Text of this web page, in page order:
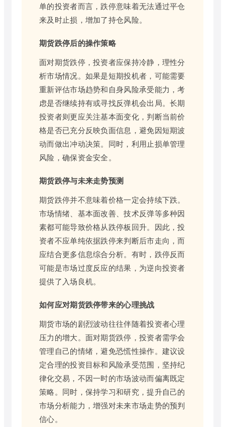
单的投资者而言，跌停意味着无法通过平仓
来及时止损，增加了持仓风险。
期货跌停后的操作策略
面对期货跌停，投资者应保持冷静，理性分
析市场情况。如果是短期投机者，可能需要
重新评估市场趋势和自身风险承受能力，考
虑是否继续持有或寻找反弹机会出局。长期
投资者则更应关注基本面变化，判断当前价
格是否已充分反映负面信息，避免因短期波
动而做出冲动决策。同时，利用止损单管理
风险，确保资金安全。
期货跌停与未来走势预测
期货跌停并不意味着价格一定会持续下跌。
市场情绪、基本面改善、技术反弹等多种因
素都可能导致价格从跌停板回升。因此，投
资者不应单纯依据跌停来判断后市走向，而
应结合更多信息综合分析。有时，跌停反而
可能是市场过度反应的结果，为逆向投资者
提供了入场良机。
如何应对期货跌停带来的心理挑战
期货市场的剧烈波动往往伴随着投资者心理
压力的增大。面对期货跌停，投资者需学会
管理自己的情绪，避免恐慌性操作。建议设
定合理的投资目标和风险承受范围，坚持纪
律化交易，不因一时的市场波动而偏离既定
策略。同时，保持学习和研究，提升自己的
市场分析能力，增强对未来市场走势的预判
信心。